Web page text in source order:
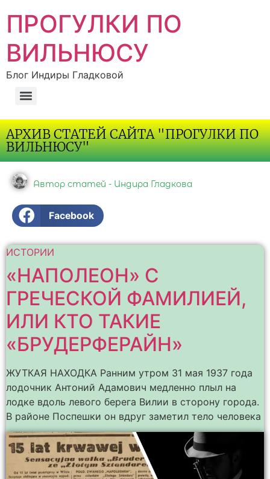
ПРОГУЛКИ ПО
ВИЛЬНЮСУ
Блог Индиры Гладковой
АРХИВ СТАТЕЙ САЙТА "ПРОГУЛКИ ПО
ВИЛЬНЮСУ"
Автор статей - Индира Гладкова
Facebook
ИСТОРИИ
«НАПОЛЕОН» С
ГРЕЧЕСКОЙ ФАМИЛИЕЙ,
ИЛИ КТО ТАКИЕ
«БРУДЕРФЕРАЙН»
ЖУТКАЯ НАХОДКА Ранним утром 31 мая 1937 года
лодочник Антоний Адамович медленно плыл на
лодке вдоль левого берега Вилии в сторону города.
В районе Поспешки он вдруг заметил тело человека